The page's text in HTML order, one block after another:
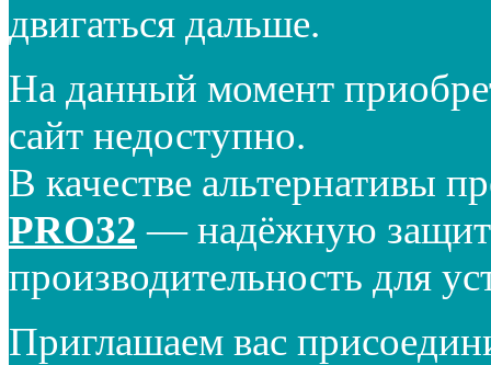
двигаться дальше.
На данный момент
сайт недоступно.
В качестве альтернативы
PRO32 — надёжную
производительность для
Приглашаем вас